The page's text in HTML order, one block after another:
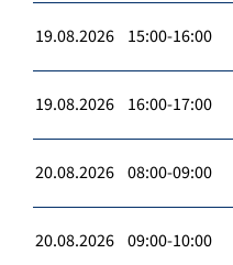
19.08.2026 15:00-16:00
19.08.2026 16:00-17:00
20.08.2026 08:00-09:00
20.08.2026 09:00-10:00